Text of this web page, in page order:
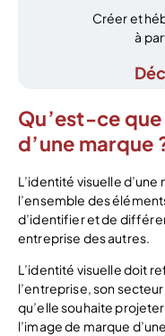
Créer et
à
Qu’est-ce
d’une marque
L’identité visuelle
l’ensemble des
d’identifier et de
entreprise des autres.
L’identité visuelle doit
l’entreprise, son
qu’elle souhaite
l’image de marque